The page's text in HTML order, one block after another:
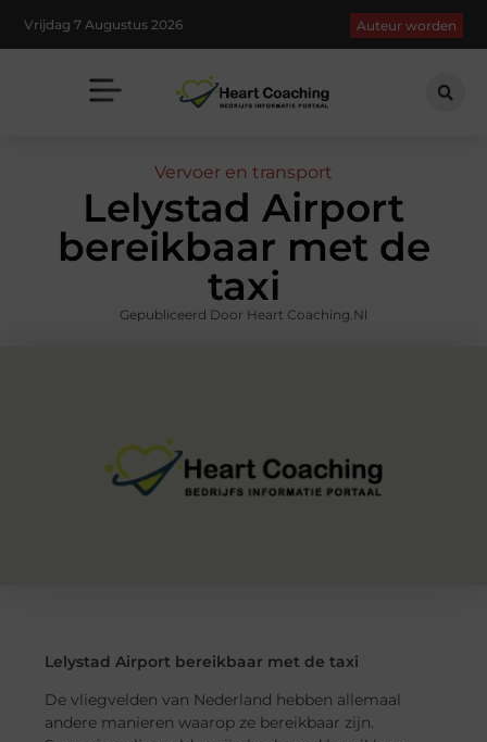
Vrijdag 7 Augustus 2026 Auteur worden
Vervoer en transport
Lelystad Airport
bereikbaar met de
taxi
Gepubliceerd Door Heart Coaching.nl
Lelystad Airport bereikbaar met de taxi
De vliegvelden van Nederland hebben allemaal
andere manieren waarop ze bereikbaar zijn.